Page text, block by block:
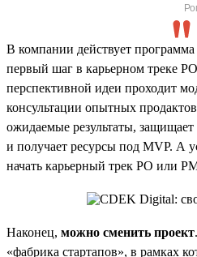
В компании действует
первый шаг в карьерном треке
перспективной идеи проходит
консультации опытных
ожидаемые результаты,
и получает ресурсы под MVP. А
начать карьерный трек PO или
Наконец, можно сменить проект
«фабрика стартапов», в рамках